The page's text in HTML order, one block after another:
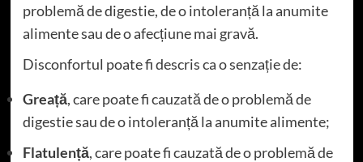
problemă de digestie, de o intoleranță la anumite
alimente sau de o afecțiune mai gravă.
Disconfortul poate fi descris ca o senzație de:
Greață, care poate fi cauzată de o problemă de
digestie sau de o intoleranță la anumite alimente;
Flatulență, care poate fi cauzată de o problemă de